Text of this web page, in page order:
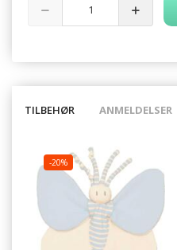
TILBEHØR ANMELDELSER
-20%